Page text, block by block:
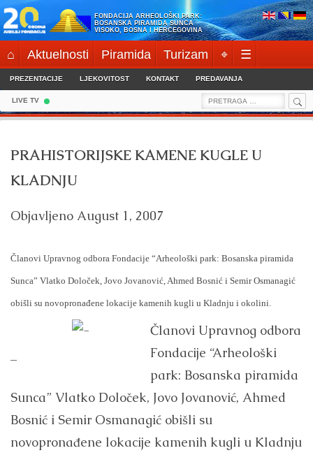
Skip
to
content
FONDACIJA ARHEOLOŠKI PARK:
BOSANSKA PIRAMIDA SUNCA
VISOKO, BOSNA I HERCEGOVINA
⌂ Aktuelnosti Piramida Turizam ⌖ ☰
PREZENTACIJE LJEKOVITOST KONTAKT PREDAVANJA
LIVE TV
Search
for:
PRAHISTORIJSKE KAMENE KUGLE U
KLADNJU
Objavljeno August 1, 2007
Članovi Upravnog odbora Fondacije “Arheološki park: Bosanska piramida
Sunca” Vlatko Določek, Jovo Jovanović, Ahmed Bosnić i Semir Osmanagić
obišli su novopronađene lokacije kamenih kugli u Kladnju i okolini.
–
Članovi Upravnog odbora
Fondacije “Arheološki
park: Bosanska piramida
Sunca” Vlatko Določek, Jovo Jovanović, Ahmed
Bosnić i Semir Osmanagić obišli su
novopronađene lokacije kamenih kugli u Kladnju